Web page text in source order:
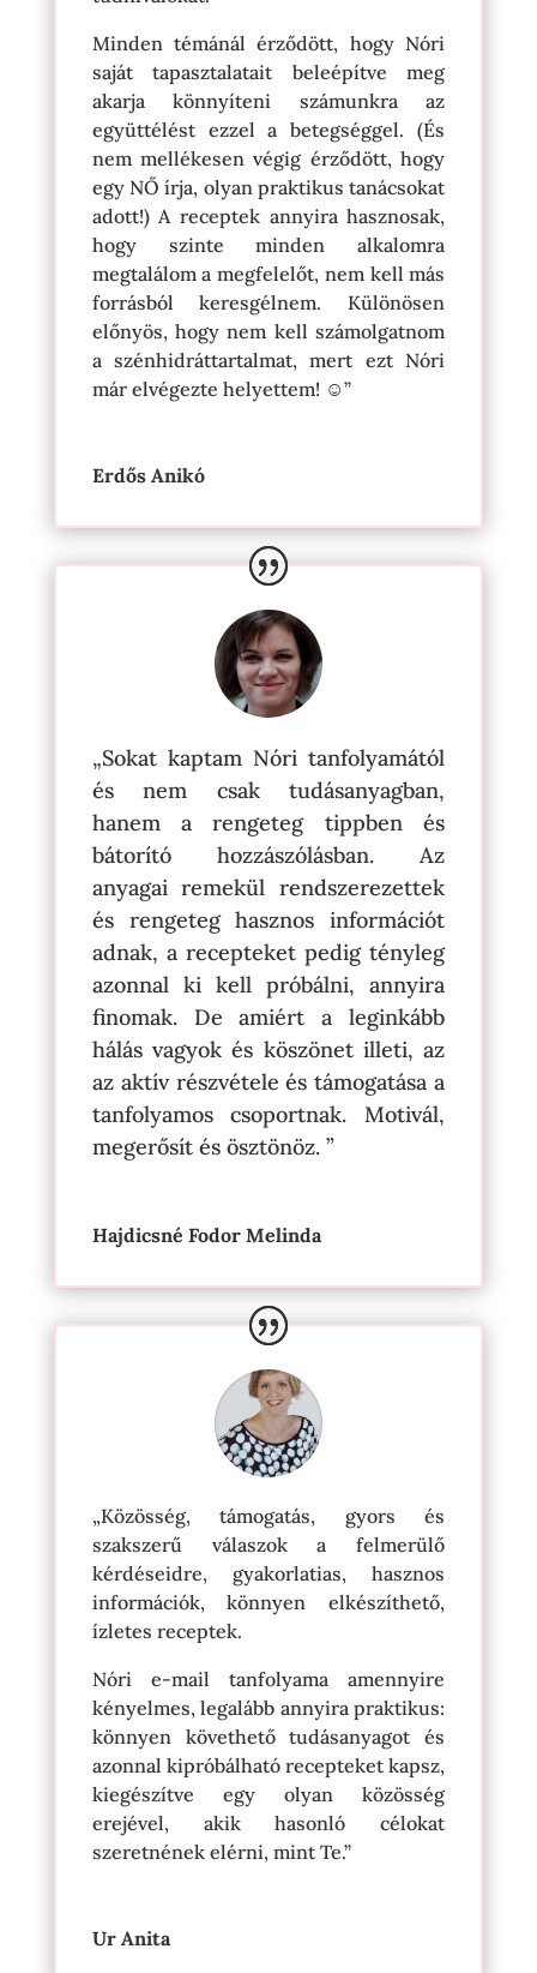
Minden témánál érződött, hogy Nóri
saját tapasztalatait beleépítve meg
akarja könnyíteni számunkra az
együttélést ezzel a betegséggel. (És
nem mellékesen végig érződött, hogy
egy NŐ írja, olyan praktikus tanácsokat
adott!) A receptek annyira hasznosak,
hogy szinte minden alkalomra
megtalálom a megfelelőt, nem kell más
forrásból keresgélnem. Különösen
előnyös, hogy nem kell számolgatnom
a szénhidráttartalmat, mert ezt Nóri
már elvégezte helyettem! ☺”
Erdős Anikó
„Sokat kaptam Nóri tanfolyamától
és nem csak tudásanyagban,
hanem a rengeteg tippben és
bátorító hozzászólásban. Az
anyagai remekül rendszerezettek
és rengeteg hasznos információt
adnak, a recepteket pedig tényleg
azonnal ki kell próbálni, annyira
finomak. De amiért a leginkább
hálás vagyok és köszönet illeti, az
az aktív részvétele és támogatása a
tanfolyamos csoportnak. Motivál,
megerősít és ösztönöz. ”
Hajdicsné Fodor Melinda
„Közösség, támogatás, gyors és
szakszerű válaszok a felmerülő
kérdéseidre, gyakorlatias, hasznos
információk, könnyen elkészíthető,
ízletes receptek.
Nóri e-mail tanfolyama amennyire
kényelmes, legalább annyira praktikus:
könnyen követhető tudásanyagot és
azonnal kipróbálható recepteket kapsz,
kiegészítve egy olyan közösség
erejével, akik hasonló célokat
szeretnének elérni, mint Te.”
Ur Anita